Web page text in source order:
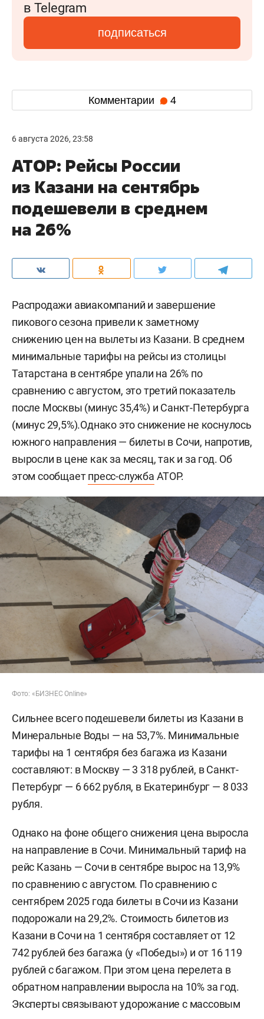
в Telegram
подписаться
Комментарии 4
6 августа 2026, 23:58
АТОР: Рейсы России
из Казани на сентябрь
подешевели в среднем
на 26%
Распродажи авиакомпаний и завершение
пикового сезона привели к заметному
снижению цен на вылеты из Казани. В среднем
минимальные тарифы на рейсы из столицы
Татарстана в сентябре упали на 26% по
сравнению с августом, это третий показатель
после Москвы (минус 35,4%) и Санкт-Петербурга
(минус 29,5%).Однако это снижение не коснулось
южного направления — билеты в Сочи, напротив,
выросли в цене как за месяц, так и за год. Об
этом сообщаетпресс-служба АТОР.
Фото: «БИЗНЕС Online»
Сильнее всего подешевели билеты из Казани в
Минеральные Воды — на 53,7%. Минимальные
тарифы на 1 сентября без багажа из Казани
составляют: в Москву — 3 318 рублей, в Санкт-
Петербург — 6 662 рубля, в Екатеринбург — 8 033
рубля.
Однако на фоне общего снижения цена выросла
на направление в Сочи. Минимальный тариф на
рейс Казань — Сочи в сентябре вырос на 13,9%
по сравнению с августом. По сравнению с
сентябрем 2025 года билеты в Сочи из Казани
подорожали на 29,2%. Стоимость билетов из
Казани в Сочи на 1 сентября составляет от 12
742 рублей без багажа (у «Победы») и от 16 119
рублей с багажом. При этом цена перелета в
обратном направлении выросла на 10% за год.
Эксперты связывают удорожание с массовым